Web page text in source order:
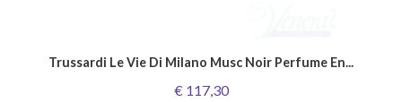
Trussardi Le Vie Di Milano Musc Noir Perfume En...
€ 117,30